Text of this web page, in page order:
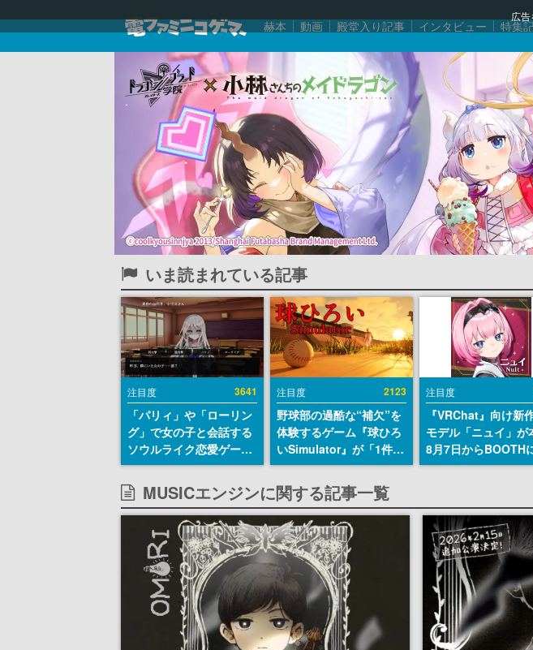
広
赫本 動画 殿堂入り記事 インタビュー 特集
いま読まれている記事
注目度 3641
「パリィ」や「ローリン
グ」で女の子と会話する
ソウルライク恋愛ゲーム
『小早川さんはソウルラ
イク』無料公開。返事に
失敗すると「YOU
DIED」
注目度 2123
野球部の過酷な“補欠”を
体験するゲーム『球ひろ
いSimulator』が「1件」
のウィッシュリストをも
とにチェコ語に対応し
SNSで話題に。『キング
ダム・カム』開発元やチ
ェコのプロ野球選手から
称賛の声
注目度
『VRChat』向け新
モデル「ニュイ」が
8月7日からBOOTH
発売。瞳に光る星や
MUSICエンジンに関する記事一覧